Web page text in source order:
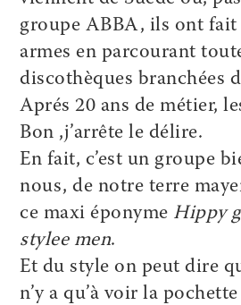
groupe ABBA, ils ont fait
armes en parcourant
discothèques branchées
Aprés 20 ans de métier,
Bon ,j’arrête le délire.
En fait, c’est un groupe
nous, de notre terre
ce maxi éponyme Hippy
stylee men.
Et du style on peut dire
n’y a qu’à voir la